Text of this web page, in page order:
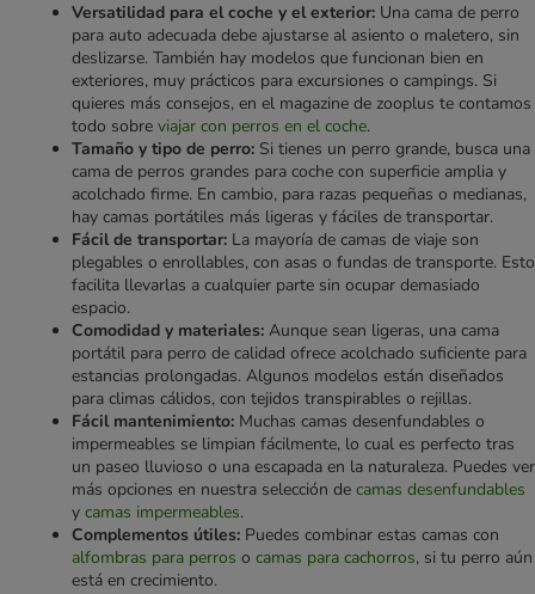
Versatilidad para el coche y el exterior: Una cama de perro
para auto adecuada debe ajustarse al asiento o maletero, sin
deslizarse. También hay modelos que funcionan bien en
exteriores, muy prácticos para excursiones o campings. Si
quieres más consejos, en el magazine de zooplus te contamos
todo sobre viajar con perros en el coche.
Tamaño y tipo de perro: Si tienes un perro grande, busca una
cama de perros grandes para coche con superficie amplia y
acolchado firme. En cambio, para razas pequeñas o medianas,
hay camas portátiles más ligeras y fáciles de transportar.
Fácil de transportar: La mayoría de camas de viaje son
plegables o enrollables, con asas o fundas de transporte. Esto
facilita llevarlas a cualquier parte sin ocupar demasiado
espacio.
Comodidad y materiales: Aunque sean ligeras, una cama
portátil para perro de calidad ofrece acolchado suficiente para
estancias prolongadas. Algunos modelos están diseñados
para climas cálidos, con tejidos transpirables o rejillas.
Fácil mantenimiento: Muchas camas desenfundables o
impermeables se limpian fácilmente, lo cual es perfecto tras
un paseo lluvioso o una escapada en la naturaleza. Puedes ver
más opciones en nuestra selección de camas desenfundables
y camas impermeables.
Complementos útiles: Puedes combinar estas camas con
alfombras para perros o camas para cachorros, si tu perro aún
está en crecimiento.